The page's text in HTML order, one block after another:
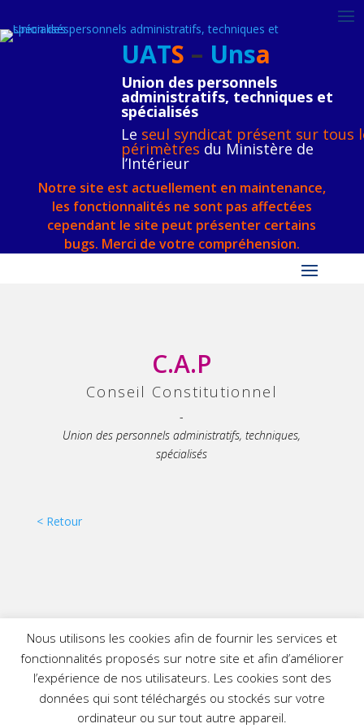
UATS – Unsa
Union des personnels
administratifs, techniques et
spécialisés
Le seul syndicat présent sur tous
périmètres du Ministère de
l’Intérieur
Notre site est actuellement en maintenance,
les fonctionnalités ne sont pas affectées
cependant le site peut présenter certains
bugs. Merci de votre compréhension.
C.A.P
Conseil Constitutionnel
-
Union des personnels administratifs, techniques,
spécialisés
< Retour
TECHNIQUE
Nous utilisons les cookies afin de fournir les services et
fonctionnalités proposés sur notre site et afin d’améliorer
l’expérience de nos utilisateurs. Les cookies sont des
données qui sont téléchargés ou stockés sur votre
ordinateur ou sur tout autre appareil.